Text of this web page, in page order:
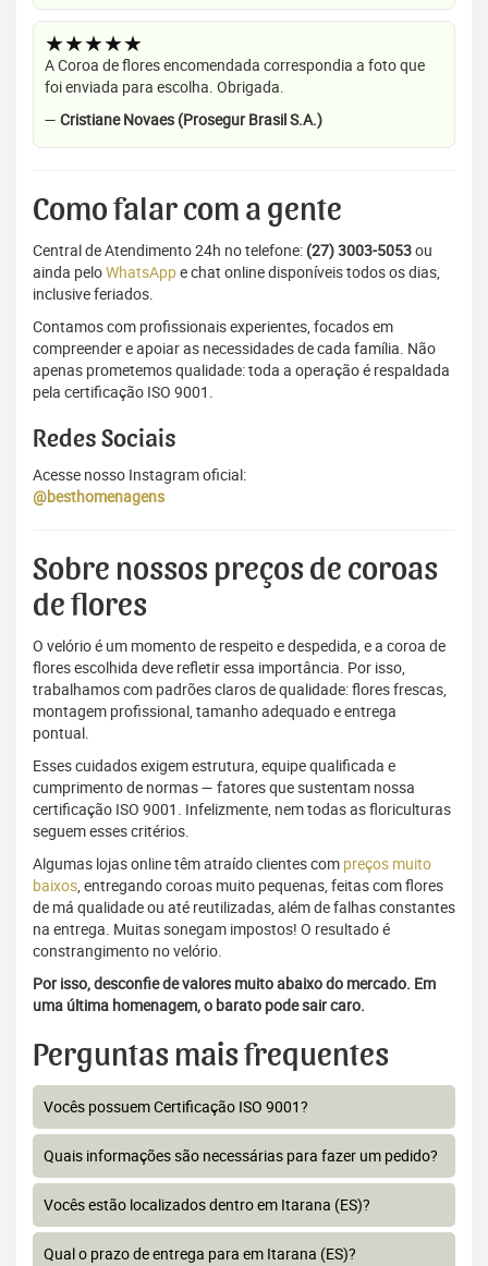
★★★★★
A Coroa de flores encomendada correspondia a foto que
foi enviada para escolha. Obrigada.
— Cristiane Novaes (Prosegur Brasil S.A.)
Como falar com a gente
Central de Atendimento 24h no telefone: (27) 3003-5053ou
ainda peloWhatsAppe chat online disponíveis todos os dias,
inclusive feriados.
Contamos com profissionais experientes, focados em
compreender e apoiar as necessidades de cada família. Não
apenas prometemos qualidade: toda a operação é respaldada
pela certificação ISO 9001.
Redes Sociais
Acesse nosso Instagram oficial:
@besthomenagens
Sobre nossos preços de coroas
de flores
O velório é um momento de respeito e despedida, e a coroa de
flores escolhida deve refletir essa importância. Por isso,
trabalhamos com padrões claros de qualidade: flores frescas,
montagem profissional, tamanho adequado e entrega
pontual.
Esses cuidados exigem estrutura, equipe qualificada e
cumprimento de normas — fatores que sustentam nossa
certificação ISO 9001. Infelizmente, nem todas as floriculturas
seguem esses critérios.
Algumas lojas online têm atraído clientes com preços muito
baixos, entregando coroas muito pequenas, feitas com flores
de má qualidade ou até reutilizadas, além de falhas constantes
na entrega. Muitas sonegam impostos! O resultado é
constrangimento no velório.
Por isso, desconfie de valores muito abaixo do mercado. Em
uma última homenagem, o barato pode sair caro.
Perguntas mais frequentes
Vocês possuem Certificação ISO 9001?
Quais informações são necessárias para fazer um pedido?
Vocês estão localizados dentro em Itarana (ES)?
Qual o prazo de entrega para em Itarana (ES)?